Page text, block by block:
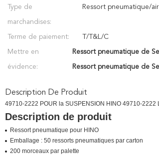
Type de
marchandises:
Ressort pneumatique/
Terme de paiement: T/T&L/C
Mettre en
évidence:
Ressort pneumatique de
Ressort pneumatique de
Description De Produit
49710-2222 POUR la SUSPENSION HINO 49710-
Description de produit
Ressort pneumatique pour HINO
Emballage : 50 ressorts pneumatiques par carton
200 morceaux par palette